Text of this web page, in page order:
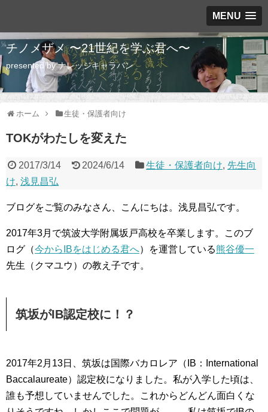
MENU
チノメザメ 〜21世紀を学ぶ君へ〜
presented by ナレッジキャラバン
ホーム 生徒・保護者向け
TOKがわたしを変えた
2017/3/14 2024/6/14 生徒・保護者向け, 先生向
け, 浅見昌弘
ブログをご覧のみなさん、こんにちは。浅見昌弘です。
2017年3月で筑波大学附属坂戸高校を卒業します。このブ
ログ（今からIBをはじめる君へ）を運営している熊谷優一
先生（クマユウ）の教え子です。
筑坂がIB認定校に！？
2017年2月13日、筑坂は国際バカロレア（IB：International
Baccalaureate）認定校になりました。私が入学した頃は、
誰も予想していませんでした。これからどんどん面白くな